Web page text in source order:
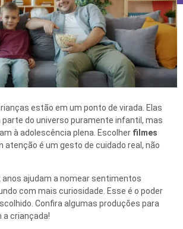
estão em um ponto de virada. Elas
parte do universo puramente infantil, mas
à adolescência plena. Escolher filmes
atenção é um gesto de cuidado real, não
anos ajudam a nomear sentimentos
com mais curiosidade. Esse é o poder
Confira algumas produções para
a criançada!